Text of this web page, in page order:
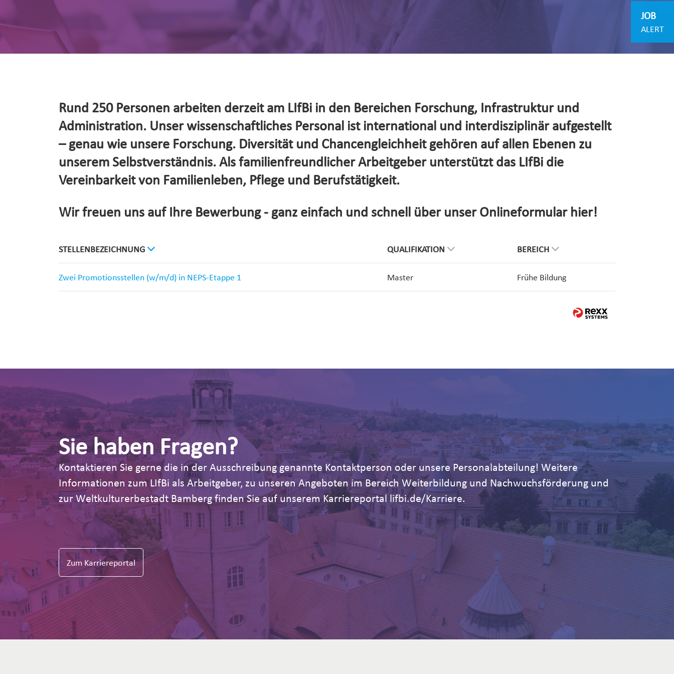
Rund 250 Personen arbeiten derzeit am LIfBi in den Bereichen Forschung, Infrastruktur und
Administration. Unser wissenschaftliches Personal ist international und interdisziplinär aufgestellt
– genau wie unsere Forschung. Diversität und Chancengleichheit gehören auf allen Ebenen zu
unserem Selbstverständnis. Als familienfreundlicher Arbeitgeber unterstützt das LIfBi die
Vereinbarkeit von Familienleben, Pflege und Berufstätigkeit.
Wir freuen uns auf Ihre Bewerbung - ganz einfach und schnell über unser Onlineformular hier!
STELLENBEZEICHNUNG QUALIFIKATION BEREICH
Zwei Promotionsstellen (w/m/d) in NEPS-Etappe 1 Master Frühe Bildung
JOB
ALERT
Sie haben Fragen?
Kontaktieren Sie gerne die in der Ausschreibung genannte Kontaktperson oder unsere Personalabteilung! Weitere
Informationen zum LIfBi als Arbeitgeber, zu unseren Angeboten im Bereich Weiterbildung und Nachwuchsförderung und
zur Weltkulturerbestadt Bamberg finden Sie auf unserem Karriereportal lifbi.de/Karriere.
Zum Karriereportal